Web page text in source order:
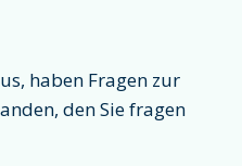
haben Fragen zur
den Sie fragen